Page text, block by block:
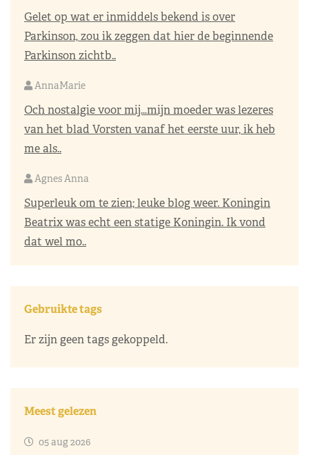
Gelet op wat er inmiddels bekend is over
Parkinson, zou ik zeggen dat hier de beginnende
Parkinson zichtb..
AnnaMarie
Och nostalgie voor mij…mijn moeder was lezeres
van het blad Vorsten vanaf het eerste uur, ik heb
me als..
Agnes Anna
Superleuk om te zien; leuke blog weer. Koningin
Beatrix was echt een statige Koningin. Ik vond
dat wel mo..
Gebruikte tags
Er zijn geen tags gekoppeld.
Meest gelezen
05 aug 2026